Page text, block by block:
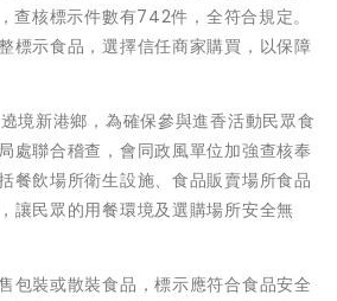
查核標示件數有742件，全符合規定。
標示食品，選擇信任商家購買，以保障
境新港鄉，為確保參與進香活動民眾食
處聯合稽查，會同政風單位加強查核奉
餐飲場所衛生設施、食品販賣場所食品
讓民眾的用餐環境及選購場所安全無
包裝或散裝食品，標示應符合食品安全